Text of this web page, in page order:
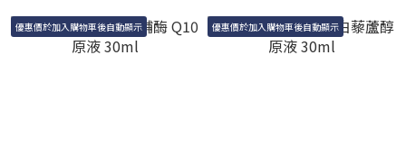
優惠價於加入購物車後自動顯示 優惠價於加入購物車後自動顯示